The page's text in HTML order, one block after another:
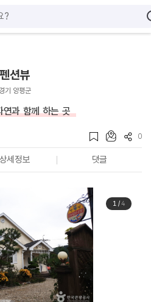
펜션뷰
기 양평군
연과 함께 하는 곳
0
상세정보 댓글
1/4